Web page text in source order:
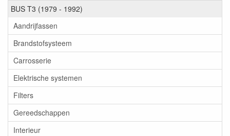
BUS T3 (1979 - 1992)
Aandrijfassen
Brandstofsysteem
Carrosserie
Elektrische systemen
Filters
Gereedschappen
Interieur